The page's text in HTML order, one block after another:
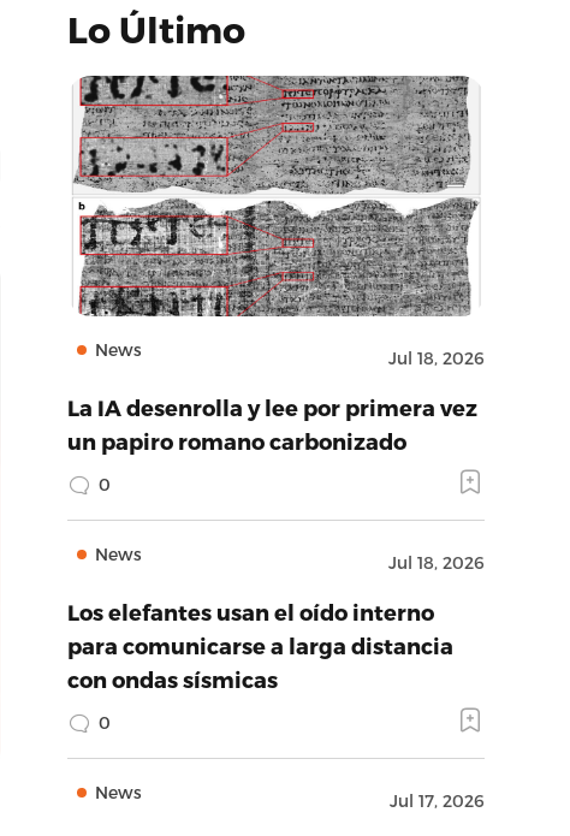
Lo Último
News Jul 18, 2026
La IA desenrolla y lee por primera vez
un papiro romano carbonizado
0
News Jul 18, 2026
Los elefantes usan el oído interno
para comunicarse a larga distancia
con ondas sísmicas
0
News Jul 17, 2026